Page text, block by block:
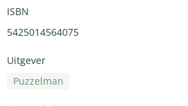
ISBN
5425014564075
Uitgever
Puzzelman